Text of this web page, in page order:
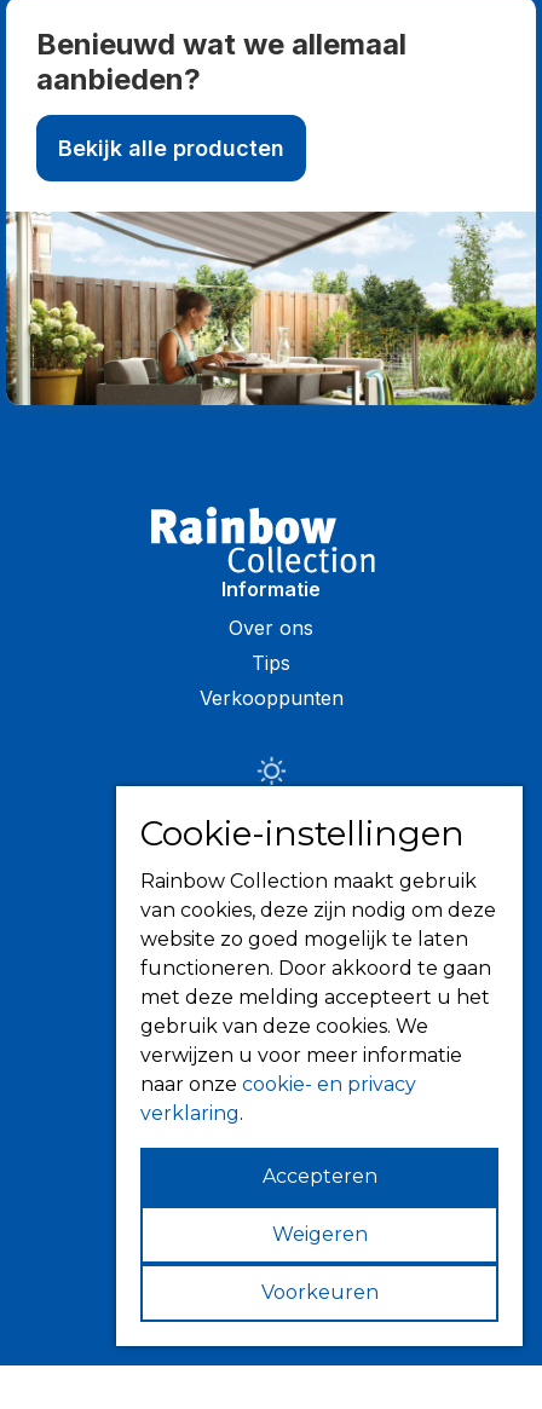
Benieuwd wat we allemaal
aanbieden?
Bekijk alle producten
Informatie
Over ons
Tips
Verkooppunten
Knikarmschermen
Uitvalschermen
Rolluiken
Screens
Terrasoverkapping
Verandazonwering
Markiezen
Horren
Contact
4143 HJ Leerdam
Cookie-instellingen
Rainbow Collection maakt gebruik
van cookies, deze zijn nodig om deze
website zo goed mogelijk te laten
functioneren. Door akkoord te gaan
met deze melding accepteert u het
gebruik van deze cookies. We
verwijzen u voor meer informatie
naar onze cookie- en privacy
verklaring.
Accepteren
Weigeren
Voorkeuren